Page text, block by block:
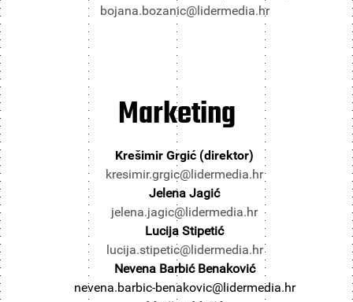
bojana.bozanic@lidermedia.hr
Marketing
Krešimir Grgić (direktor)
kresimir.grgic@lidermedia.hr
Jelena Jagić
jelena.jagic@lidermedia.hr
Lucija Stipetić
lucija.stipetic@lidermedia.hr
Nevena Barbić Benaković
nevena.barbic-benakovic@lidermedia.hr